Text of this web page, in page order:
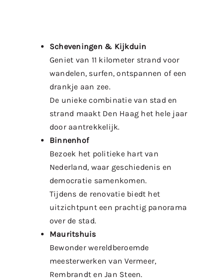
Scheveningen & Kijkduin
Geniet van 11 kilometer strand voor
wandelen, surfen, ontspannen of een
drankje aan zee.
De unieke combinatie van stad en
strand maakt Den Haag het hele jaar
door aantrekkelijk.
Binnenhof
Bezoek het politieke hart van
Nederland, waar geschiedenis en
democratie samenkomen.
Tijdens de renovatie biedt het
uitzichtpunt een prachtig panorama
over de stad.
Mauritshuis
Bewonder wereldberoemde
meesterwerken van Vermeer,
Rembrandt en Jan Steen.